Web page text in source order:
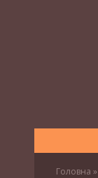
Головна »